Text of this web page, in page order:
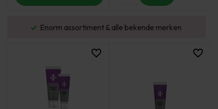
Enorm assortiment & alle bekende merken